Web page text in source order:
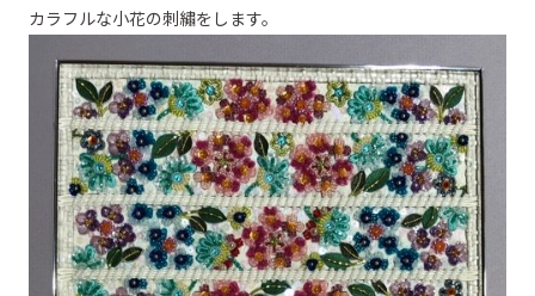
カラフルな小花の刺繡をします。